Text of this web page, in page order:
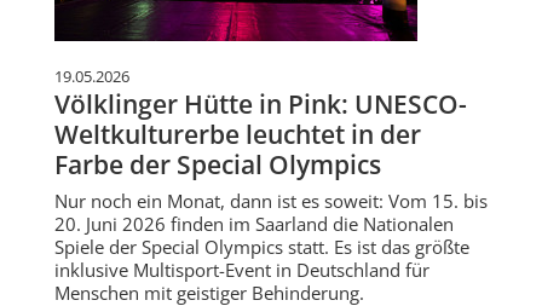
19.05.2026
Völklinger Hütte in Pink: UNESCO-
Weltkulturerbe leuchtet in der
Farbe der Special Olympics
Nur noch ein Monat, dann ist es soweit: Vom 15. bis
20. Juni 2026 finden im Saarland die Nationalen
Spiele der Special Olympics statt. Es ist das größte
inklusive Multisport-Event in Deutschland für
Menschen mit geistiger Behinderung.